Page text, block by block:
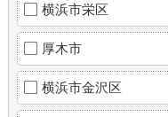
横浜市栄区
厚木市
横浜市金沢区